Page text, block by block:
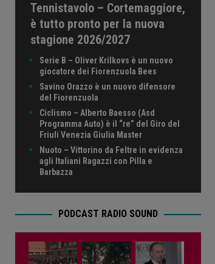
Tennistavolo – Cortemaggiore,
è tutto pronto per la nuova
stagione 2026/2027
Serie B – Oliver Krilkovs è un nuovo
giocatore dei Fiorenzuola Bees
Savino Orazzo è un nuovo difensore
del Fiorenzuola
Ciclismo – Alberto Baesso (Asd
Programma Auto) è il “re” del Giro del
Friuli Venezia Giulia Master
Nuoto – Vittorino da Feltre in evidenza
agli Italiani Ragazzi con Pilla e
Barbazza
PODCAST RADIO SOUND